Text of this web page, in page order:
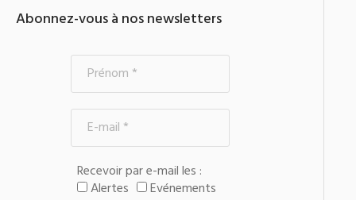
Abonnez-vous à nos newsletters
Recevoir par e-mail les :
Alertes
Evénements